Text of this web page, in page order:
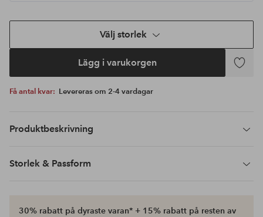
Välj storlek
Lägg i varukorgen
Lägg
Få antal kvar: Levereras om 2-4 vardagar
Produktbeskrivning
Storlek & Passform
30% rabatt på dyraste varan* + 15% rabatt på resten av